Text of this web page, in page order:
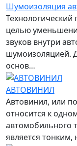
Шумоизоляция
Технологический
целью
звуков внутри
шумоизоляцией.
основ…
АВТОВИНИЛ
Автовинил, или
относится к
автомобильного
является